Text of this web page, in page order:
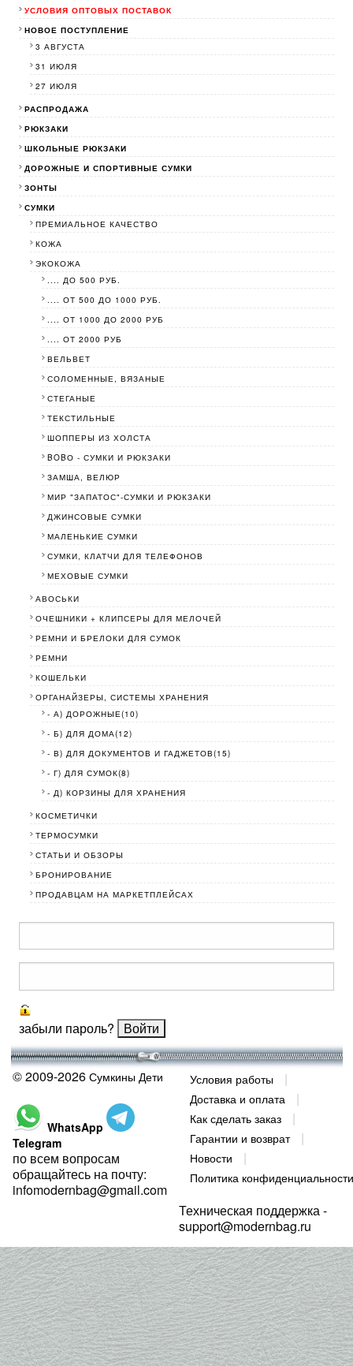
УСЛОВИЯ ОПТОВЫХ ПОСТАВОК
НОВОЕ ПОСТУПЛЕНИЕ
3 АВГУСТА
31 ИЮЛЯ
27 ИЮЛЯ
РАСПРОДАЖА
РЮКЗАКИ
ШКОЛЬНЫЕ РЮКЗАКИ
ДОРОЖНЫЕ И СПОРТИВНЫЕ СУМКИ
ЗОНТЫ
СУМКИ
ПРЕМИАЛЬНОЕ КАЧЕСТВО
КОЖА
ЭКОКОЖА
.... ДО 500 РУБ.
.... ОТ 500 ДО 1000 РУБ.
.... ОТ 1000 ДО 2000 РУБ
.... ОТ 2000 РУБ
ВЕЛЬВЕТ
СОЛОМЕННЫЕ, ВЯЗАНЫЕ
СТЕГАНЫЕ
ТЕКСТИЛЬНЫЕ
ШОППЕРЫ ИЗ ХОЛСТА
BOBО - СУМКИ И РЮКЗАКИ
ЗАМША, ВЕЛЮР
МИР "ЗАПАТОС"-СУМКИ И РЮКЗАКИ
ДЖИНСОВЫЕ СУМКИ
МАЛЕНЬКИЕ СУМКИ
СУМКИ, КЛАТЧИ ДЛЯ ТЕЛЕФОНОВ
МЕХОВЫЕ СУМКИ
АВОСЬКИ
ОЧЕШНИКИ + КЛИПСЕРЫ ДЛЯ МЕЛОЧЕЙ
РЕМНИ И БРЕЛОКИ ДЛЯ СУМОК
РЕМНИ
КОШЕЛЬКИ
ОРГАНАЙЗЕРЫ, СИСТЕМЫ ХРАНЕНИЯ
- А) ДОРОЖНЫЕ(10)
- Б) ДЛЯ ДОМА(12)
- В) ДЛЯ ДОКУМЕНТОВ И ГАДЖЕТОВ(15)
- Г) ДЛЯ СУМОК(8)
- Д) КОРЗИНЫ ДЛЯ ХРАНЕНИЯ
КОСМЕТИЧКИ
ТЕРМОСУМКИ
СТАТЬИ И ОБЗОРЫ
БРОНИРОВАНИЕ
ПРОДАВЦАМ НА МАРКЕТПЛЕЙСАХ
забыли пароль?
© 2009-2026 Сумкины Дети
WhatsApp
Telegram
по всем вопросам
обращайтесь на почту:
infomodernbag@gmail.com
Условия работы
Доставка и оплата
Как сделать заказ
Гарантии и возврат
Новости
Политика конфиденциальности
Техническая поддержка -
support@modernbag.ru